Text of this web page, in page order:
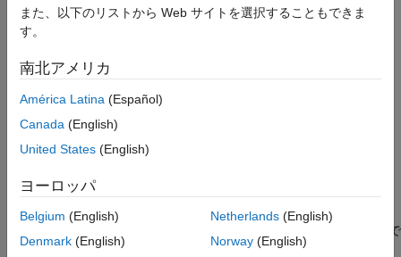
Requirements Toolbox
Requirements Toolbox のカスタマイズと拡張
slreq.callback.MSExcelImportOptions クラ
ス
項目一覧
説明
作成
バージョン履歴
このページをすべて展開する
説明
slreq.callback.MSExcelImportOptions
使用して、要件のインポート時に使用するオプションを調整しま
す。Microsoft®Excel®ファイルから要件をインポートすると、
slreq.getCurrentImportOptions
slreq.callback.MSExcelImportOptions
クセスできます。
クラスで
す。
また、以下のリストから Web サイトを選択することもできま
す。
南北アメリカ
América Latina (Español)
Canada (English)
United States (English)
ヨーロッパ
Belgium (English)
Denmark (English)
Netherlands(English)
Norway(English)